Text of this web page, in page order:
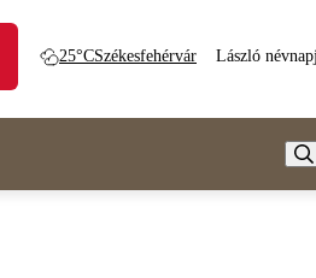
25°CSzékesfehérvár László